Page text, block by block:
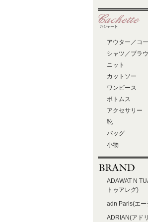
アウター／コ
シャツ／ブラ
ニット
カットソー
ワンピース
ボトムス
アクセサリー
靴
バッグ
小物
ADAWAT N
トゥアレグ)
adn Paris(エー
ADRIAN(アド